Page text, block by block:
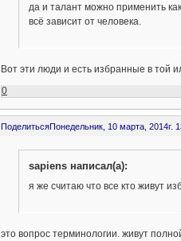
да и талант можно применить
всё зависит от человека.
Вот эти люди и есть избранные в той
0
ПоделитьсяПонедельник, 10 марта, 2014г.
sapiens написал(а):
я же считаю что все кто живут
это вопрос терминологии. живут